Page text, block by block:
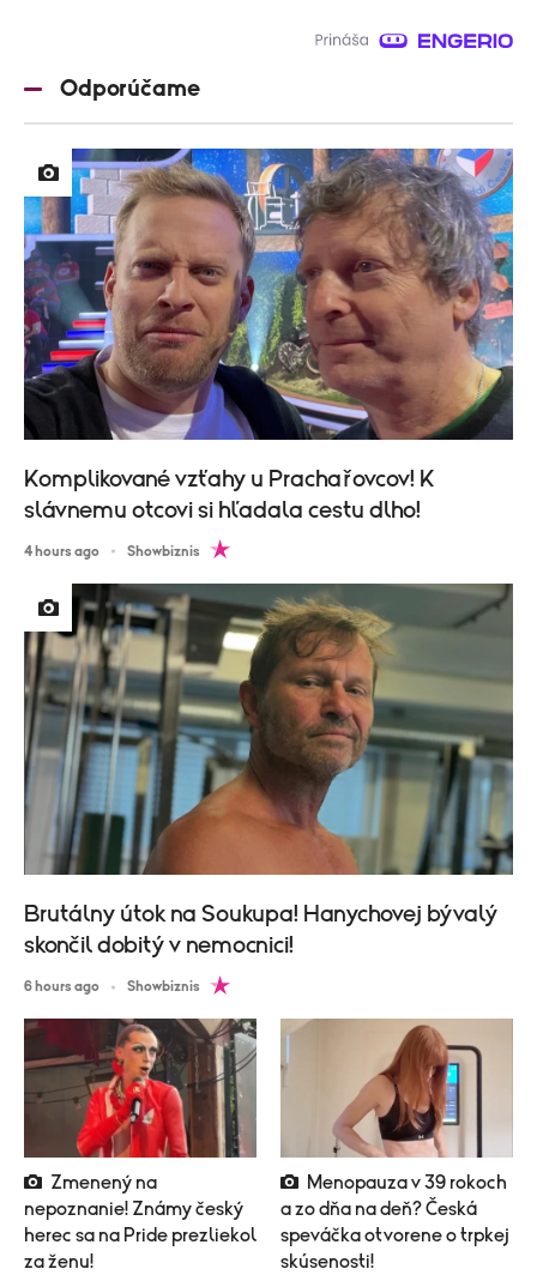
Odporúčame
Komplikované vzťahy u Prachařovcov! K
slávnemu otcovi si hľadala cestu dlho!
4 hours ago Showbiznis
Brutálny útok na Soukupa! Hanychovej bývalý
skončil dobitý v nemocnici!
6 hours ago Showbiznis
nepoznanie! Známy český
herec sa na Pride prezliekol
za ženu!
a zo dňa na deň? Česká
speváčka otvorene o trpkej
skúsenosti!